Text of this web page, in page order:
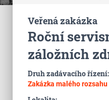
Veřená zakázka
Roční
záložních
Druh zadávacího řízení:
Zakázka malého rozsahu